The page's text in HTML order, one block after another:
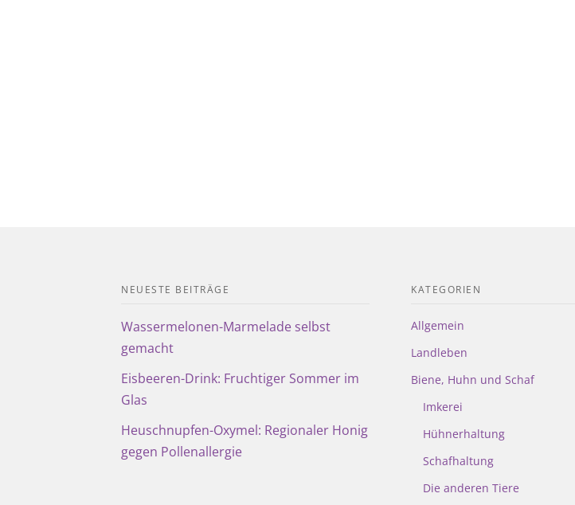
NEUESTE BEITRÄGE
Wassermelonen-Marmelade selbst
gemacht
Eisbeeren-Drink: Fruchtiger Sommer im
Glas
Heuschnupfen-Oxymel: Regionaler Honig
gegen Pollenallergie
KATEGORIEN
Allgemein
Landleben
Biene, Huhn und Schaf
Imkerei
Hühnerhaltung
Schafhaltung
Die anderen Tiere